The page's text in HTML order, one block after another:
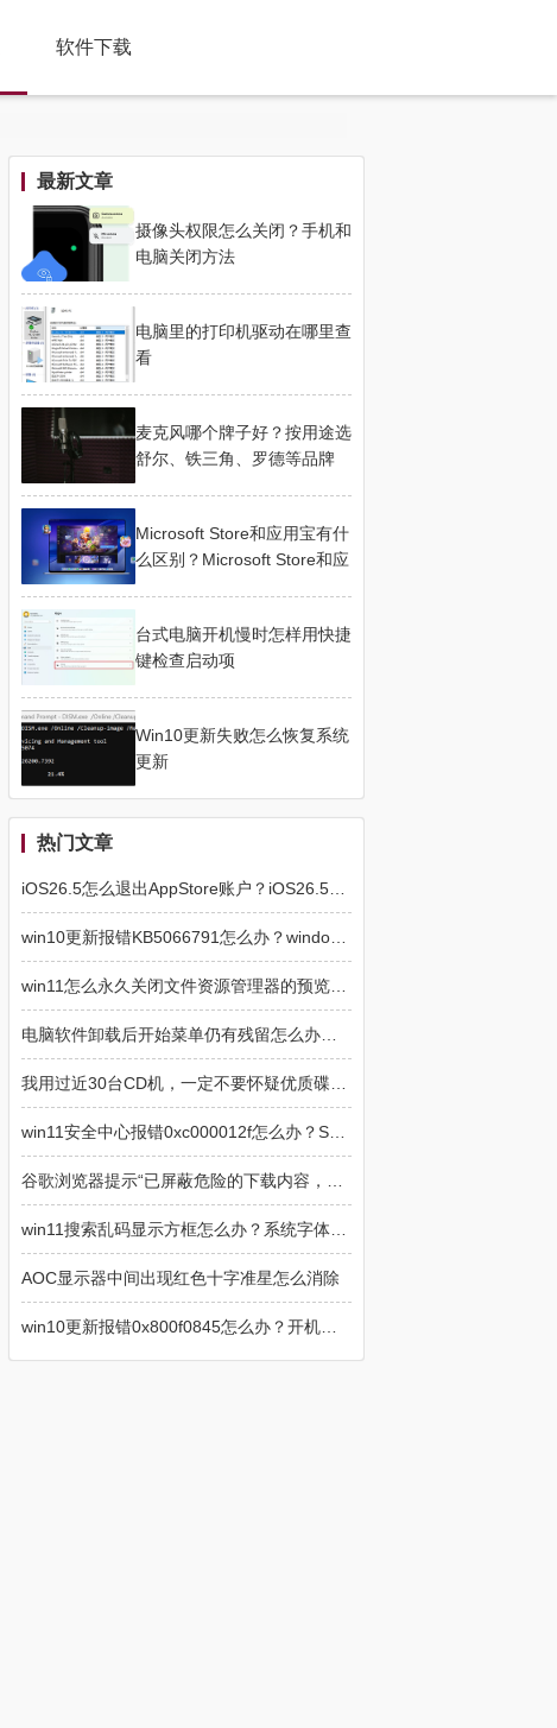
软件下载
最新文章
摄像头权限怎么关闭？手机和
电脑关闭方法
电脑里的打印机驱动在哪里查
看
麦克风哪个牌子好？按用途选
舒尔、铁三角、罗德等品牌
Microsoft Store和应用宝有什
么区别？Microsoft Store和应
台式电脑开机慢时怎样用快捷
键检查启动项
Win10更新失败怎么恢复系统
更新
热门文章
AOC显示器中间出现红色十字准星怎么消除